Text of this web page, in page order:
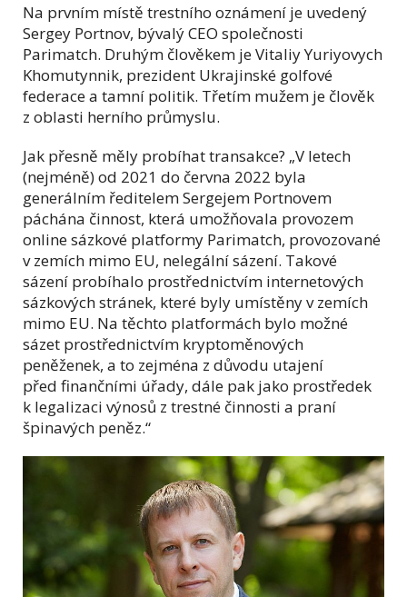
Na prvním místě trestního oznámení je uvedený
Sergey Portnov, bývalý CEO společnosti
Parimatch. Druhým člověkem je Vitaliy Yuriyovych
Khomutynnik, prezident Ukrajinské golfové
federace a tamní politik. Třetím mužem je člověk
z oblasti herního průmyslu.
Jak přesně měly probíhat transakce? „V letech
(nejméně) od 2021 do června 2022 byla
generálním ředitelem Sergejem Portnovem
páchána činnost, která umožňovala provozem
online sázkové platformy Parimatch, provozované
v zemích mimo EU, nelegální sázení. Takové
sázení probíhalo prostřednictvím internetových
sázkových stránek, které byly umístěny v zemích
mimo EU. Na těchto platformách bylo možné
sázet prostřednictvím kryptoměnových
peněženek, a to zejména z důvodu utajení
před finančními úřady, dále pak jako prostředek
k legalizaci výnosů z trestné činnosti a praní
špinavých peněz.“